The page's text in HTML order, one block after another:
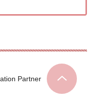
Partner